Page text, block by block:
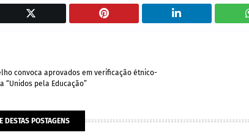
convoca aprovados em verificação étnico-
“Unidos pela Educação”
DESTAS POSTAGENS